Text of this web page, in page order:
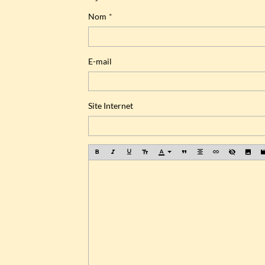
Nom
E-mail
Site Internet